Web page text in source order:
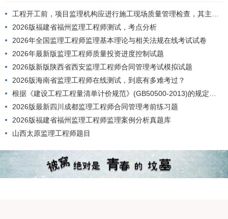
工程开工前，项目监理机构应进行施工现场质量管理检查，其主要内容包括()。
2026版福建省福州监理工程师测试，考点分析
2026年全国监理工程师监理基本理论与相关法规在线考试试卷
2026年最新版监理工程师质量投资进度控制试题
2026版新版陕西省西安监理工程师合同管理考试模拟试题
2026版海南省监理工程师在线测试，到底有多难考过？
根据《建设工程工程量清单计价规范》(GB50500-2013)的规定，工程量清单应由()编制。
2026版最新四川成都监理工程师合同管理考前练习题
2026版福建省福州监理工程师监理案例分析真题库
山西太原监理工程师题目